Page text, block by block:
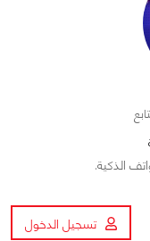
الذكية.
تسجيل الدخول